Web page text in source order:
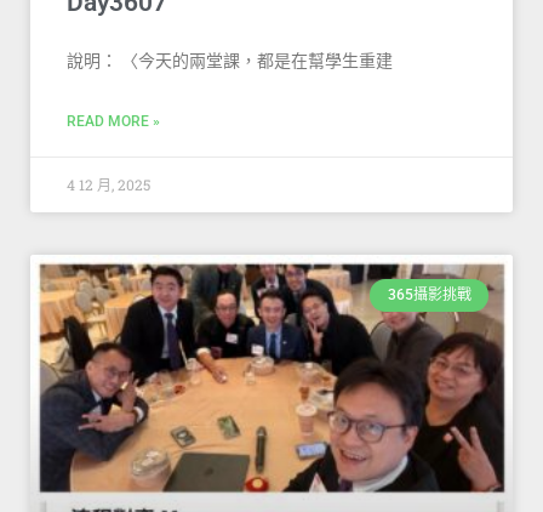
說明： 〈今天的兩堂課，都是在幫學生重建
READ MORE »
4 12 月, 2025
365攝影挑戰